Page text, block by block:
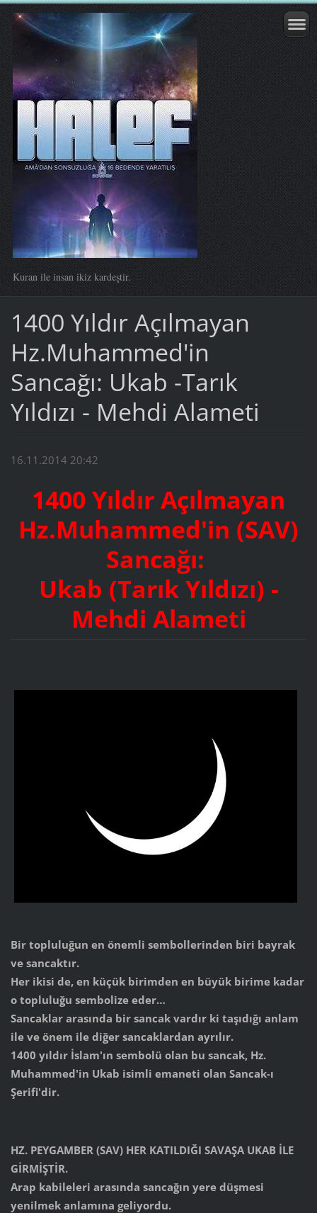
Kuran ile insan ikiz kardeştir.
1400 Yıldır Açılmayan
Hz.Muhammed'in
Sancağı: Ukab -Tarık
Yıldızı - Mehdi Alameti
16.11.2014 20:42
1400 Yıldır Açılmayan
Hz.Muhammed'in (SAV)
Sancağı:
Ukab (Tarık Yıldızı) -
Mehdi Alameti
Bir topluluğun en önemli sembollerinden biri bayrak
ve sancaktır.
Her ikisi de, en küçük birimden en büyük birime kadar
o topluluğu sembolize eder…
Sancaklar arasında bir sancak vardır ki taşıdığı anlam
ile ve önem ile diğer sancaklardan ayrılır.
1400 yıldır İslam'ın sembolü olan bu sancak, Hz.
Muhammed'in Ukab isimli emaneti olan Sancak-ı
Şerifi'dir.
HZ. PEYGAMBER (SAV) HER KATILDIĞI SAVAŞA UKAB İLE
GİRMİŞTİR.
Arap kabileleri arasında sancağın yere düşmesi
yenilmek anlamına geliyordu.